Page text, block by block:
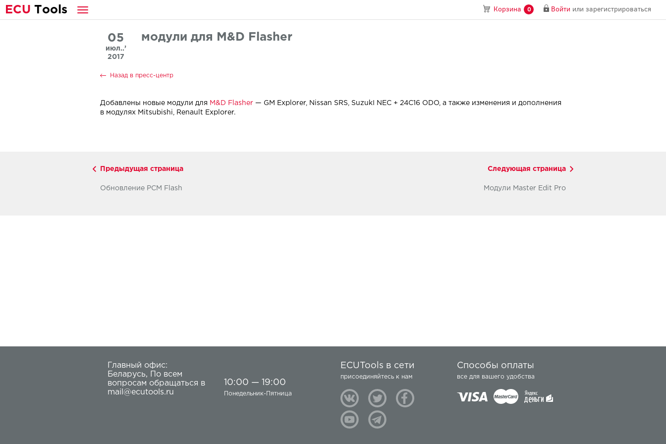
ECU Tools Корзина 0 Войти или зарегистрироваться
05
июл..’
2017
модули для M&D Flasher
Назад в пресс-центр
Добавлены новые модули для M&D Flasher — GM Explorer, Nissan SRS, SuzukI NEC + 24C16 ODO, а также изменения и дополнения
в модулях Mitsubishi, Renault Explorer.
Предыдущая страница
Обновление PCM Flash
Следующая страница
Модули Master Edit Pro
Главный офис:
Беларусь,
По всем
вопросам обращаться в
mail@ecutools.ru
10:00 — 19:00
Понедельник-Пятница
ECUTools в сети
присоединяйтесь к нам
Способы оплаты
все для вашего удобства